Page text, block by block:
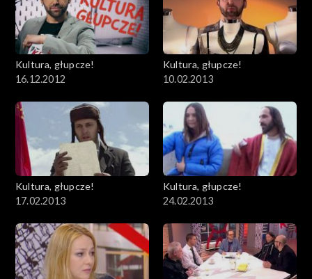
Kultura, głupcze!
16.12.2012
Kultura, głupcze!
10.02.2013
Kultura, głupcze!
17.02.2013
Kultura, głupcze!
24.02.2013